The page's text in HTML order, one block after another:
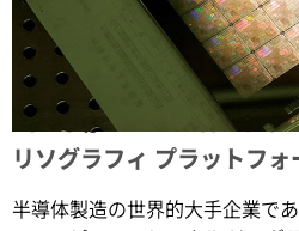
TSMC が NVIDIA cuLitho
リソグラフィ プラットフ
半導体製造の世界的大手企業で